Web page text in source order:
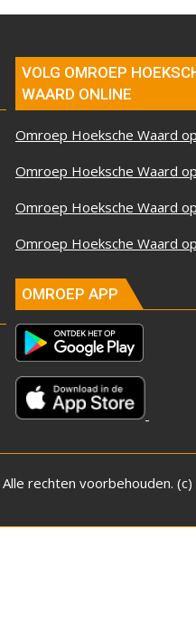
VOLG OMROEP
WAARD ONLINE
Omroep Hoeksche Waard
Omroep Hoeksche Waard
Omroep Hoeksche Waard
Omroep Hoeksche Waard
OMROEP APP
Alle rechten voorbehouden.